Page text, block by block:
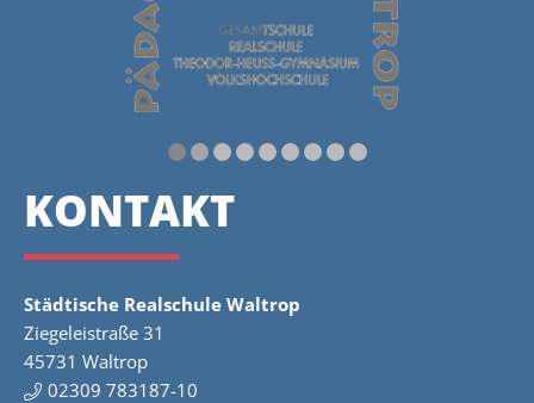
KONTAKT
Städtische Realschule Waltrop
Ziegeleistraße 31
45731 Waltrop
02309 783187-10